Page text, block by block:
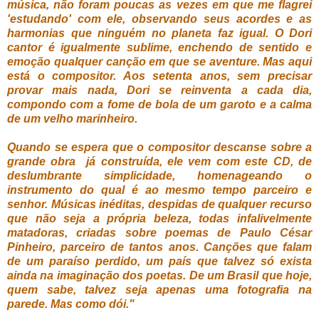
música, não foram poucas as vezes em que me flagrei
'estudando' com ele, observando seus acordes e as
harmonias que ninguém no planeta faz igual. O Dori
cantor é igualmente sublime, enchendo de sentido e
emoção qualquer canção em que se aventure. Mas aqui
está o compositor. Aos setenta anos, sem precisar
provar mais nada, Dori se reinventa a cada dia,
compondo com a fome de bola de um garoto e a calma
de um velho marinheiro.
Quando se espera que o compositor descanse sobre a
grande obra já construída, ele vem com este CD, de
deslumbrante simplicidade, homenageando o
instrumento do qual é ao mesmo tempo parceiro e
senhor. Músicas inéditas, despidas de qualquer recurso
que não seja a própria beleza, todas infalivelmente
matadoras, criadas sobre poemas de Paulo César
Pinheiro, parceiro de tantos anos. Canções que falam
de um paraíso perdido, um país que talvez só exista
ainda na imaginação dos poetas. De um Brasil que hoje,
quem sabe, talvez seja apenas uma fotografia na
parede. Mas como dói."